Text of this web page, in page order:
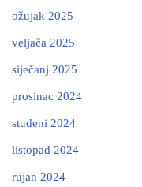
ožujak 2025
veljača 2025
siječanj 2025
prosinac 2024
studeni 2024
listopad 2024
rujan 2024